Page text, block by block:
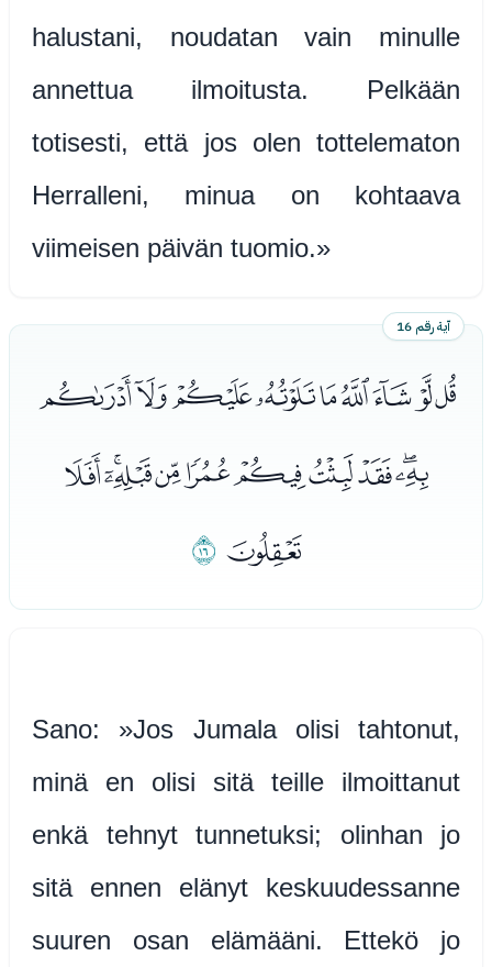
halustani, noudatan vain minulle
annettua ilmoitusta. Pelkään
totisesti, että jos olen tottelematon
Herralleni, minua on kohtaava
viimeisen päivän tuomio.»
آية رقم 16
ﭼﭽﭾﭿﮀﮁﮂﮃﮄ
ﮅﮆﮇﮈﮉﮊﮋﮌﮍﮎ
ﮏﮐ
Sano: »Jos Jumala olisi tahtonut,
minä en olisi sitä teille ilmoittanut
enkä tehnyt tunnetuksi; olinhan jo
sitä ennen elänyt keskuudessanne
suuren osan elämääni. Ettekö jo